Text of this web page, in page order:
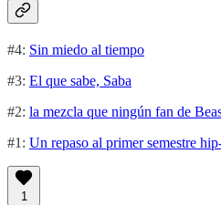
#4: Sin miedo al tiempo
#3: El que sabe, Saba
#2: la mezcla que ningún fan de
#1: Un repaso al primer semestre
1